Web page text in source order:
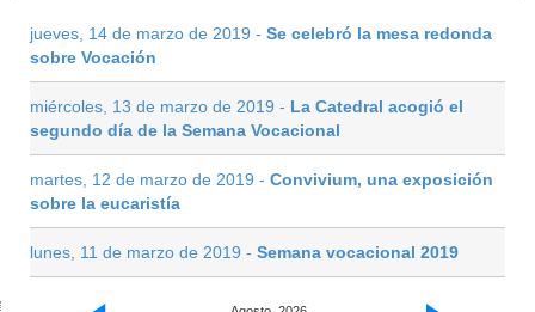
jueves, 14 de marzo de 2019 - Se celebró la mesa redonda
sobre Vocación
miércoles, 13 de marzo de 2019 - La Catedral acogió el
segundo día de la Semana Vocacional
martes, 12 de marzo de 2019 - Convivium, una exposición
sobre la eucaristía
lunes, 11 de marzo de 2019 - Semana vocacional 2019